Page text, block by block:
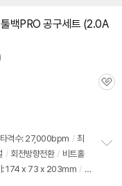
기
백PRO 공구세트 (2.0A
관
타격수: 27,000bpm / 최
/ 회전방향전환 / 비트홀
: 174 x 73 x 203mm /